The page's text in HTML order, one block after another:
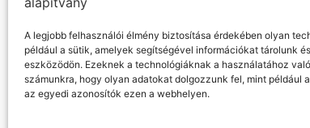
A legjobb felhasználói élmény biztosítása érdekében olyan
például a sütik, amelyek segítségével információkat tárolunk
eszközödön. Ezeknek a technológiáknak a használatához
számunkra, hogy olyan adatokat dolgozzunk fel, mint például
az egyedi azonosítók ezen a webhelyen.